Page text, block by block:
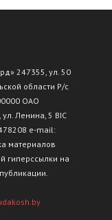
247355, ул. 50
области Р/с
ОАО
Ленина, 5 BIC
e-mail:
материалов
гиперссылки на